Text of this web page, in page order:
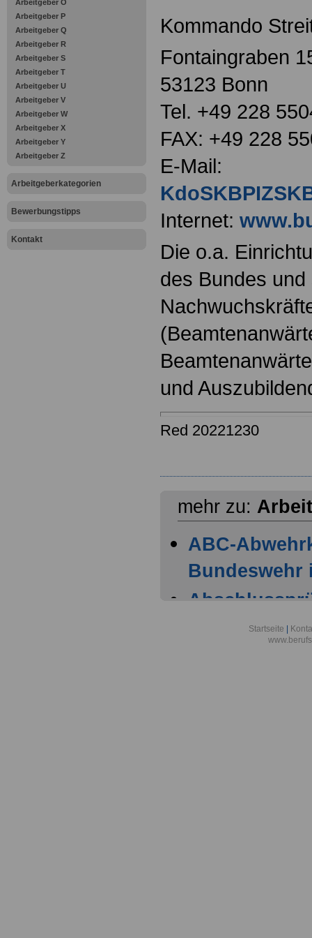
Arbeitgeber O
Arbeitgeber P
Arbeitgeber Q
Arbeitgeber R
Arbeitgeber S
Arbeitgeber T
Arbeitgeber U
Arbeitgeber V
Arbeitgeber W
Arbeitgeber X
Arbeitgeber Y
Arbeitgeber Z
Arbeitgeberkategorien
Bewerbungstipps
Kontakt
Kommando
Fontaingraben
53123 Bonn
Tel. +49 228
FAX: +49 228
E-Mail:
Internet:
Die o.a.
des Bundes und
und
Red 20221230
mehr zu:
ABC-
Bundeswehr
Startseite